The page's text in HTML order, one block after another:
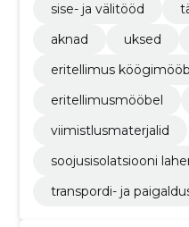
sise- ja välitööd
aknad
uksed
eritellimus
eritellimusmööbel
viimistlusmaterjalid
soojusisolatsiooni
transpordi- ja